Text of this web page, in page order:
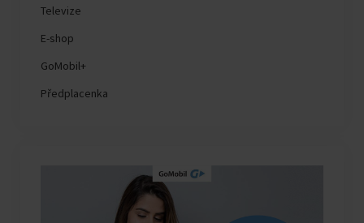
Televize
E-shop
GoMobil+
Předplacenka